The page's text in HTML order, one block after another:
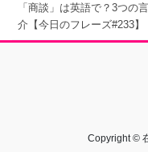
「商談」は英語で？3つの
介【今日のフレーズ#233】
Copyright ©